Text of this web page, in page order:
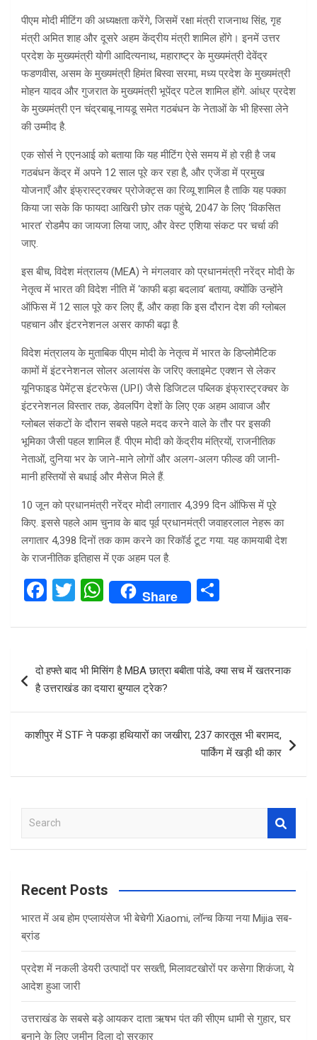
पीएम मोदी मीटिंग की अध्यक्षता करेंगे, जिसमें रक्षा मंत्री राजनाथ सिंह, गृह
मंत्री अमित शाह और दूसरे अहम केंद्रीय मंत्री शामिल होंगे। इनमें उत्तर
प्रदेश के मुख्यमंत्री योगी आदित्यनाथ, महाराष्ट्र के मुख्यमंत्री देवेंद्र
फडणवीस, असम के मुख्यमंत्री हिमंत बिस्वा सरमा, मध्य प्रदेश के मुख्यमंत्री
मोहन यादव और गुजरात के मुख्यमंत्री भूपेंद्र पटेल शामिल होंगे. आंध्र प्रदेश
के मुख्यमंत्री एन चंद्रबाबू नायडू समेत गठबंधन के नेताओं के भी हिस्सा लेने
की उम्मीद है.
एक सोर्स ने एएनआई को बताया कि यह मीटिंग ऐसे समय में हो रही है जब
गठबंधन केंद्र में अपने 12 साल पूरे कर रहा है, और एजेंडा में प्रमुख
योजनाएँ और इंफ्रास्ट्रक्चर प्रोजेक्ट्स का रिव्यू शामिल है ताकि यह पक्का
किया जा सके कि फायदा आखिरी छोर तक पहुंचे, 2047 के लिए ‘विकसित
भारत’ रोडमैप का जायजा लिया जाए, और वेस्ट एशिया संकट पर चर्चा की
जाए.
इस बीच, विदेश मंत्रालय (MEA) ने मंगलवार को प्रधानमंत्री नरेंद्र मोदी के
नेतृत्व में भारत की विदेश नीति में ‘काफी बड़ा बदलाव’ बताया, क्योंकि उन्होंने
ऑफिस में 12 साल पूरे कर लिए हैं, और कहा कि इस दौरान देश की ग्लोबल
पहचान और इंटरनेशनल असर काफी बढ़ा है.
विदेश मंत्रालय के मुताबिक पीएम मोदी के नेतृत्व में भारत के डिप्लोमैटिक
कामों में इंटरनेशनल सोलर अलायंस के जरिए क्लाइमेट एक्शन से लेकर
यूनिफाइड पेमेंट्स इंटरफेस (UPI) जैसे डिजिटल पब्लिक इंफ्रास्ट्रक्चर के
इंटरनेशनल विस्तार तक, डेवलपिंग देशों के लिए एक अहम आवाज और
ग्लोबल संकटों के दौरान सबसे पहले मदद करने वाले के तौर पर इसकी
भूमिका जैसी पहल शामिल हैं. पीएम मोदी को केंद्रीय मंत्रियों, राजनीतिक
नेताओं, दुनिया भर के जाने-माने लोगों और अलग-अलग फील्ड की जानी-
मानी हस्तियों से बधाई और मैसेज मिले हैं.
10 जून को प्रधानमंत्री नरेंद्र मोदी लगातार 4,399 दिन ऑफिस में पूरे
किए. इससे पहले आम चुनाव के बाद पूर्व प्रधानमंत्री जवाहरलाल नेहरू का
लगातार 4,398 दिनों तक काम करने का रिकॉर्ड टूट गया. यह कामयाबी देश
के राजनीतिक इतिहास में एक अहम पल है.
F
ce
b
o
k
T
tt
er
W
at
s
A
p
Share
ar
navigation
दो हफ्ते बाद भी मिसिंग है MBA छात्रा बबीता पांडे, क्या सच में खतरनाक
है उत्तराखंड का दयारा बुग्याल ट्रेक?
काशीपुर में STF ने पकड़ा हथियारों का जखीरा, 237 कारतूस भी बरामद,
पार्किंग में खड़ी थी कार
a
c
Recent Posts
भारत में अब होम एप्लायंसेज भी बेचेगी Xiaomi, लॉन्च किया नया Mijia सब-
ब्रांड
प्रदेश में नकली डेयरी उत्पादों पर सख्ती, मिलावटखोरों पर कसेगा शिकंजा, ये
आदेश हुआ जारी
उत्तराखंड के सबसे बड़े आयकर दाता ऋषभ पंत की सीएम धामी से गुहार, घर
बनाने के लिए जमीन दिला दो सरकार